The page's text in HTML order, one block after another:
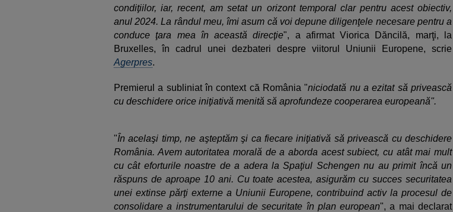
condiţiilor, iar, recent, am setat un orizont temporal clar pentru acest obiectiv,
anul 2024. La rândul meu, îmi asum că voi depune diligenţele necesare pentru a
conduce ţara mea în această direcţie", a afirmat Viorica Dăncilă, marţi, la
Bruxelles, în cadrul unei dezbateri despre viitorul Uniunii Europene, scrie
Agerpres.
Premierul a subliniat în context că România "niciodată nu a ezitat să privească
cu deschidere orice iniţiativă menită să aprofundeze cooperarea europeană".
"În acelaşi timp, ne aşteptăm şi ca fiecare iniţiativă să privească cu deschidere
România. Avem autoritatea morală de a aborda acest subiect, cu atât mai mult
cu cât eforturile noastre de a adera la Spaţiul Schengen nu au primit încă un
răspuns de aproape 10 ani. Cu toate acestea, asigurăm cu succes securitatea
unei extinse părţi externe a Uniunii Europene, contribuind activ la procesul de
consolidare a instrumentarului de securitate în plan european", a mai declarat